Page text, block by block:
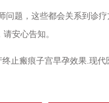
题，这些都会关系到诊疗
安心告知。
瘢痕子宫早孕效果.现代